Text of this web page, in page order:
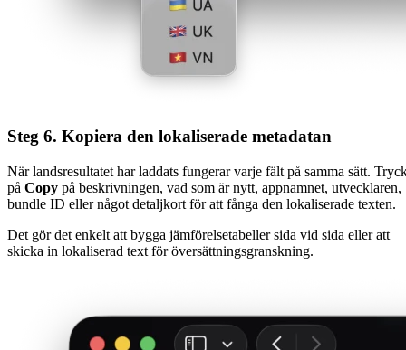
Steg 6. Kopiera den lokaliserade metadatan
När landsresultatet har laddats fungerar varje fält på samma sätt.
på Copy på beskrivningen, vad som är nytt, appnamnet, utvecklaren,
bundle ID eller något detaljkort för att fånga den lokaliserade texten.
Det gör det enkelt att bygga jämförelsetabeller sida vid sida eller att
skicka in lokaliserad text för översättningsgranskning.